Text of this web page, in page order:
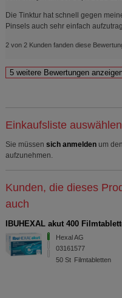
Die Tinktur hat schnell gegen
Pinsels auch sehr einfach
2 von 2 Kunden fanden diese
Einkaufsliste auswählen
Sie müssen sich anmelden um
aufzunehmen.
Kunden, die dieses
auch
IBUHEXAL akut 400
Hexal AG
03161577
50 St Filmtabletten